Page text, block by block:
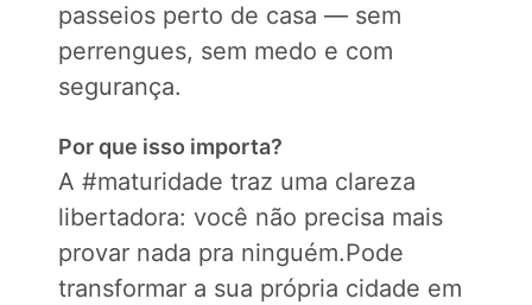
passeios perto de casa — sem
perrengues, sem medo e com
segurança.
Por que isso importa?
A #maturidade traz uma clareza
libertadora: você não precisa mais
provar nada pra ninguém.Pode
transformar a sua própria cidade em